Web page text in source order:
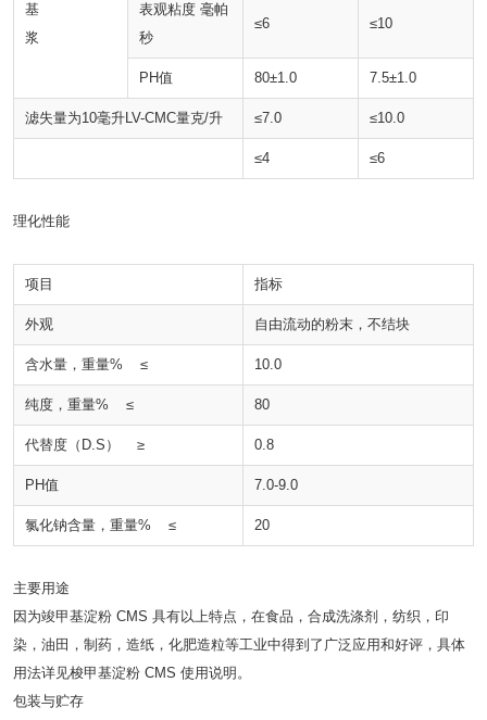
基
浆
表观粘度 毫帕
秒
≤6 ≤10
PH值 80±1.0 7.5±1.0
滤失量为10毫升LV-CMC量克/升 ≤7.0 ≤10.0
≤4 ≤6
理化性能
项目 指标
外观 自由流动的粉末，不结块
含水量，重量% ≤ 10.0
纯度，重量% ≤ 80
代替度（D.S） ≥ 0.8
PH值 7.0-9.0
氯化钠含量，重量% ≤ 20
主要用途
因为竣甲基淀粉 CMS 具有以上特点，在食品，合成洗涤剂，纺织，印
染，油田，制药，造纸，化肥造粒等工业中得到了广泛应用和好评，具体
用法详见梭甲基淀粉 CMS 使用说明。
包装与贮存